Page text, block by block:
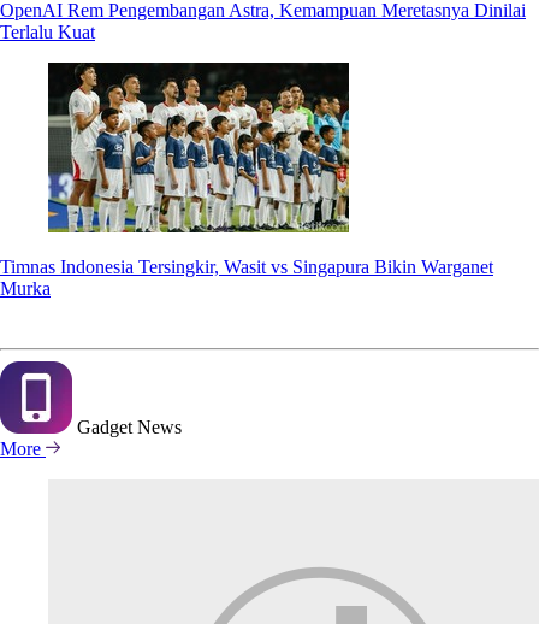
OpenAI Rem Pengembangan Astra, Kemampuan Meretasnya Dinilai
Terlalu Kuat
Timnas Indonesia Tersingkir, Wasit vs Singapura Bikin Warganet
Murka
Gadget News
More